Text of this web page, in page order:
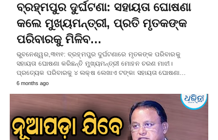
ବ୍ରହ୍ମପୁର ଦୁର୍ଘଟଣା: ସହାୟତା ଘୋଷଣା
କଲେ ମୁଖ୍ୟମନ୍ତ୍ରୀ, ପ୍ରତି ମୃତକଙ୍କ
ପରିବାରକୁ ମିଳିବ…
ଭୁବନେଶ୍ୱର,୩୧ା୧: ବ୍ରହ୍ମପୁର ଦୁର୍ଘଟଣାରେ ମୃତକଙ୍କ ପରିବାରକୁ
ସହାୟତା ଘୋଷଣା କରିଛନ୍ତି ମୁଖ୍ୟମନ୍ତ୍ରୀ ମୋହନ ଚରଣ ମାଝୀ।
ପ୍ରତ୍ୟେକ ପରିବାରକୁ ୪ ଲକ୍ଷ ଲେଖାଏ ଟଙ୍କା ସହାୟତା ଘୋଷଣା…
6 months ago